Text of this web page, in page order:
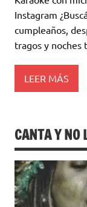
Instagram
cumpleaños,
tragos y noches
LEER MÁS
CANTA Y NO